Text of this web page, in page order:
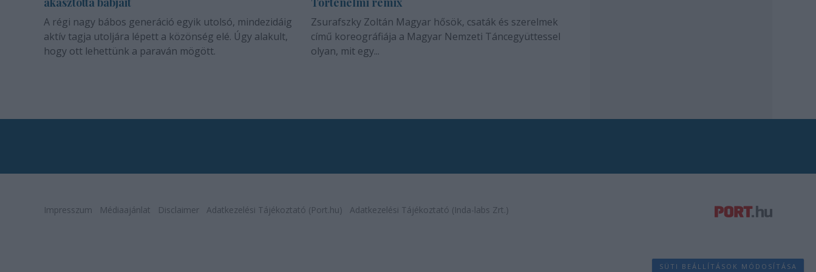
A régi nagy bábos generáció egyik utolsó, mindezidáig
aktív tagja utoljára lépett a közönség elé. Úgy alakult,
hogy ott lehettünk a paraván mögött.
Zsurafszky Zoltán Magyar hősök, csaták és szerelmek
című koreográfiája a Magyar Nemzeti Táncegyüttessel
olyan, mit egy...
Impresszum Médiaajánlat Disclaimer Adatkezelési Tájékoztató (Port.hu) Adatkezelési Tájékoztató (Inda-labs Zrt.)
SÜTI BEÁLLÍTÁSOK MÓDOSÍTÁSA